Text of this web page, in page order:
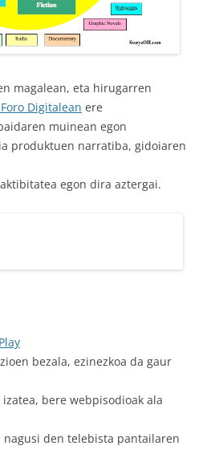
magalean, eta hirugarren
Foro Digitalean ere
muinean egon
produktuen narratiba, gidoiaren
egon dira aztergai.
Play
bezala, ezinezkoa da gaur
bere webpisodioak ala
den telebista pantailaren